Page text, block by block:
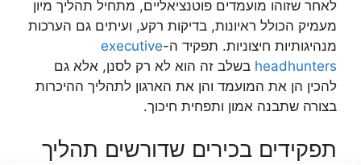
לאחר שזוהו מועמדים פוטנציאליים, מתחיל תהליך מיון
מעמיק הכולל ראיונות, בדיקות רקע, ועיתים גם הערכות
מנהיגותיות חיצוניות. תפקיד ה-executive
headhunters בשלב זה הוא לא רק לסנן, אלא גם
להכין הן את המועמד והן את הארגון לתהליך ההיכרות
בצורה שתבנה אמון ותפחית חיכוך.
תפקידים בכירים שדורשים תהליך